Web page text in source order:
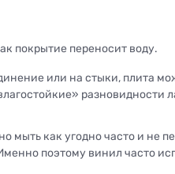
покрытие переносит воду.
или на стыки, плита
разновидности
мыть как угодно часто и не
поэтому винил часто